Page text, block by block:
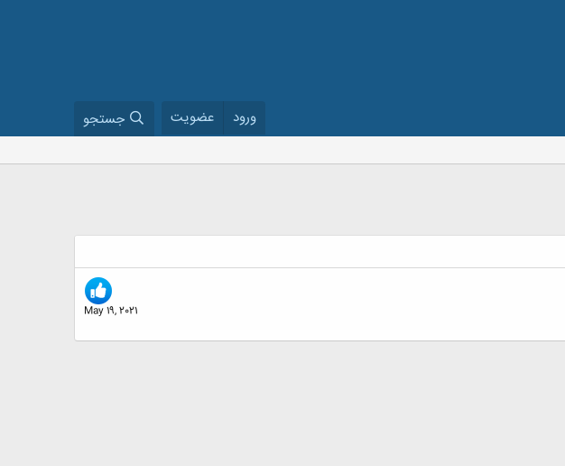
ورود عضویت جستجو
May 19, 2021